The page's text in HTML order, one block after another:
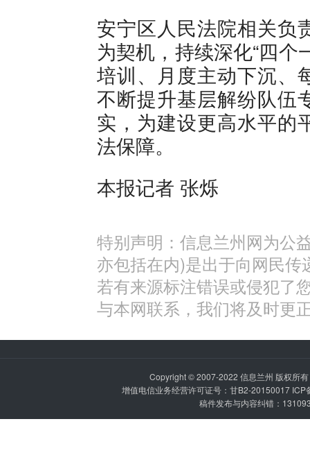
安宁区人民法院相关负
为契机，持续深化“四个
培训、月度主动下沉、
不断提升基层解纷队伍
实，为建设更高水平的
法保障。
本报记者 张烁
特别声明：信息兰州网为公
亦包括在内)是出于向网民
若有来源标注错误或侵犯了
与本网联系，我们将及时更
Copyright © 2007-2022 信息兰州 版权所
增值电信业务经营许可证号：甘B2-20150017 ICP
稿件发布与内容纠错：